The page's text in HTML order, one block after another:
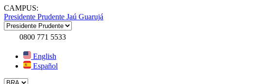
CAMPUS:
Presidente Prudente Jaú Guarujá
0800 771 5533
English
Español